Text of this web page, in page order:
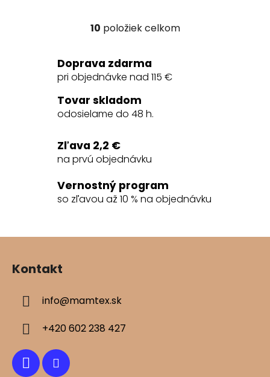
O
l
á
a
c
p
r
v
k
y
ý
10 položiek celkom
Doprava zdarma
pri objednávke nad 115 €
Tovar skladom
odosielame do 48 h.
Zľava 2,2 €
na prvú objednávku
Vernostný program
so zľavou až 10 % na objednávku
Z
Kontakt
info@mamtex.sk
+420 602 238 427